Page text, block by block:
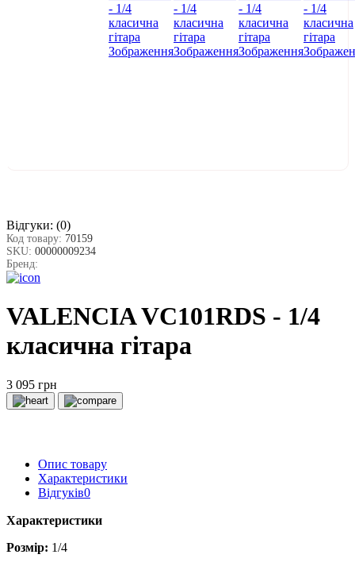
Відгуки: (0)
Код товару: 70159
SKU: 00000009234
Бренд:
VALENCIA VC101RDS - 1/4
класична гітара
3 095 грн
Опис товару
Характеристики
Відгуків0
Характеристики
Розмір: 1/4